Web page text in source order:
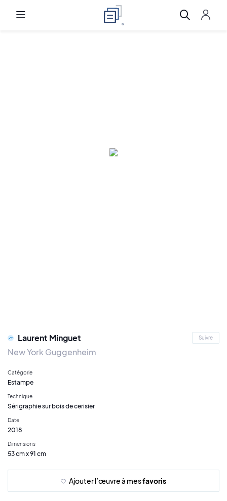
Laurent Minguet Suivre
New York Guggenheim
Catégorie
Estampe
Technique
Sérigraphie sur bois de cerisier
Date
2018
Dimensions
53 cm x 91 cm
Ajouter l’œuvre à mesfavoris